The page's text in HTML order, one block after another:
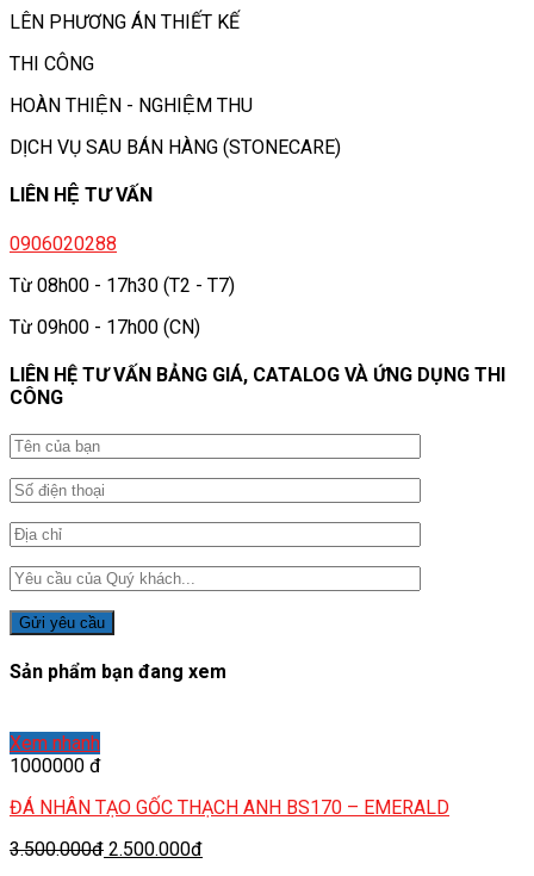
LÊN PHƯƠNG ÁN THIẾT KẾ
THI CÔNG
HOÀN THIỆN - NGHIỆM THU
DỊCH VỤ SAU BÁN HÀNG (STONECARE)
LIÊN HỆ TƯ VẤN
0906020288
Từ 08h00 - 17h30 (T2 - T7)
Từ 09h00 - 17h00 (CN)
LIÊN HỆ TƯ VẤN BẢNG GIÁ, CATALOG VÀ ỨNG DỤNG THI
CÔNG
Sản phẩm bạn đang xem
Xem nhanh
1000000 đ
ĐÁ NHÂN TẠO GỐC THẠCH ANH BS170 – EMERALD
3.500.000đ 2.500.000đ